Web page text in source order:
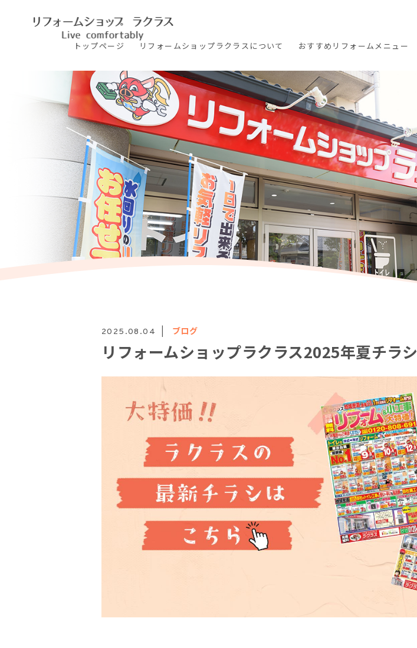
トップページ リフォームショップラクラスについて おすすめ リフォームメニュー
2025.08.04 ブログ
リフォームショップラクラス2025年夏チラシ